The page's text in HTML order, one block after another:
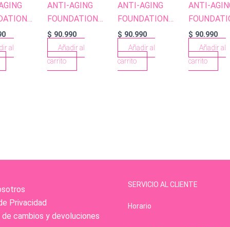
BEIGE
al
ANTI-AGING
FOUNDATION
AF505 WARM
PEACH
$ 90.990
Añadir al
carrito
ANTI-AGING
FOUNDATION
AF506 LIGHT
HONEY
$ 90.990
Añadir al
carrito
ANTI-
AF509
AMBER
$ 90.990
Añadir al
carrito
Privacidad
cambios y devoluciones
SERVICIO AL CLIENTE
Horario